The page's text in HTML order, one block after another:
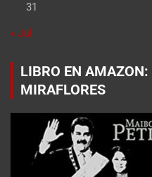
31
« Jul
LIBRO EN AMAZON:
MIRAFLORES